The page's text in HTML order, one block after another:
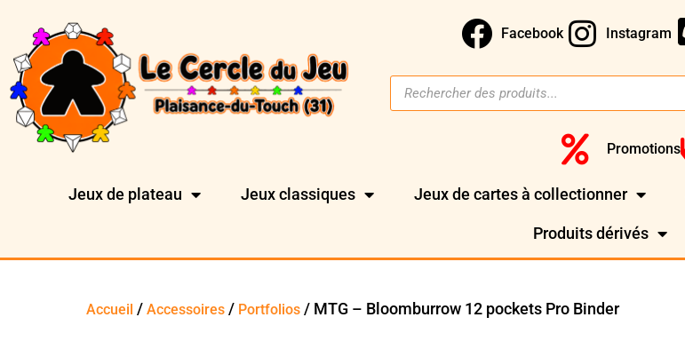
Facebook Instagram
Promotions
Jeux de plateau Jeux classiques Jeux de cartes à collectionner
Produits dérivés
Accueil /Accessoires / Portfolios / MTG – Bloomburrow 12 pockets Pro Binder